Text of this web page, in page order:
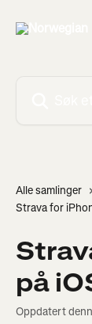
Alle samlinger
Strava for
på
Oppdatert